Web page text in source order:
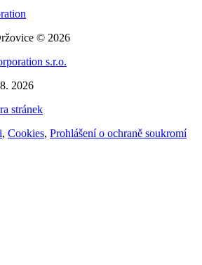
© 2026
s.r.o.
2026
stránek
, Cookies, Prohlášení o ochraně soukromí